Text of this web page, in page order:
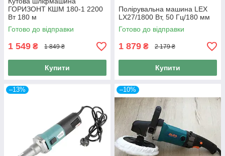
ГОРИЗОНТ КШМ 180-1 2200
Вт 180 м
Готово до відправки
1 549 ₴ 1 849 ₴
Купити
Полірувальна машина LEX
LX27/1800 Вт, 50 Гц/180 мм
Готово до відправки
1 879 ₴ 2 179 ₴
Купити
–13% –10%